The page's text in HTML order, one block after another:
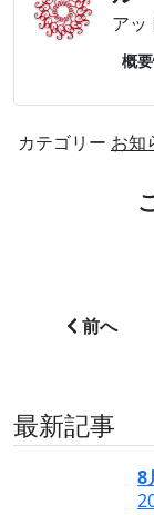
アッ
概
カテゴリー お知
前へ
最新記事
8